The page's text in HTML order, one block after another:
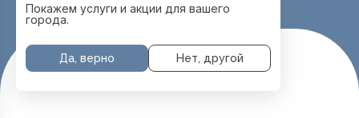
Покажем услуги и акции для вашего
города.
Да, верно Нет, другой
Главная Услуги и цены МРТ Позвоночника